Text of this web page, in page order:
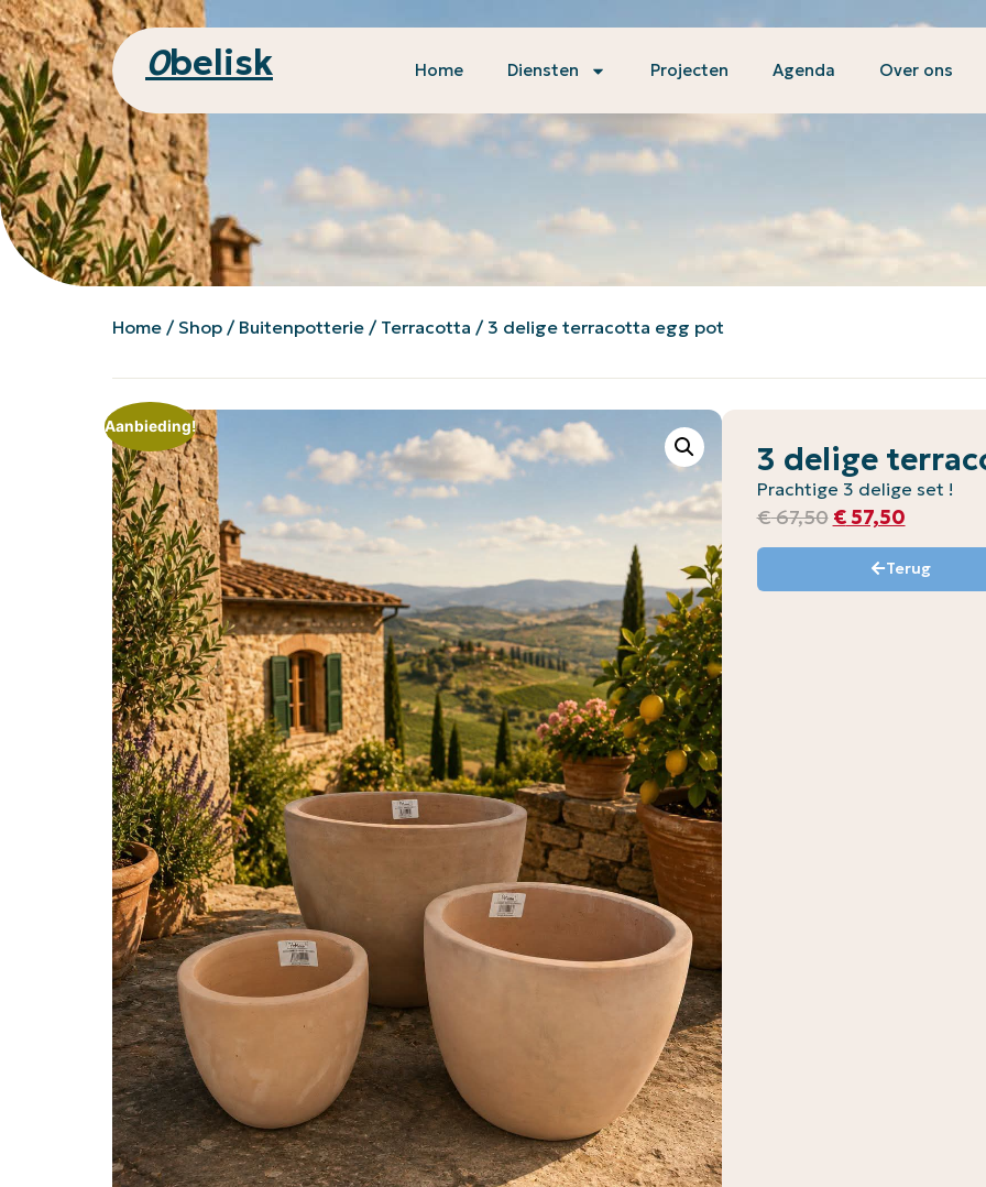
0belisk Home Diensten Projecten Agenda Over ons
Home / Shop / Buitenpotterie / Terracotta / 3 delige terracotta egg pot
Aanbieding!
3 delige
Prachtige 3 delige set !
€67,50 €57,50
Terug